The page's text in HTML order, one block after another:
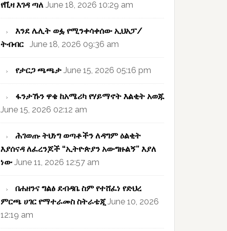
የቪዛ እገዳ ጣለ June 18, 2026 10:29 am
እንደ ሌሊት ወፏ የሚንቀሳቀሰው ኢህአፓ/
ትብብር June 18, 2026 09:36 am
የታርጋ ጫጫታ June 15, 2026 05:16 pm
ፋንታኹን ዋቄ ከአሜሪካ የሃይማኖት እልቂት አወጁ
June 15, 2026 02:12 am
ሕገወጡ ትህነግ ወጣቶችን ለዳግም ዕልቂት
እያሰናዳ ለፈረንጆች “ኢትዮጵያን አውግዙልኝ” እያለ
ነው June 11, 2026 12:57 am
በሐዘንና ግልፅ ደብዳቤ ስም የተሸፈነ የድህረ
ምርጫ ሀገር የማተራመስ ስትራቴጂ June 10, 2026
12:19 am